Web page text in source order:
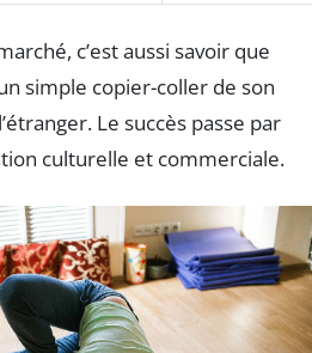
c’est aussi savoir que
simple copier-coller de son
Le succès passe par
culturelle et commerciale.